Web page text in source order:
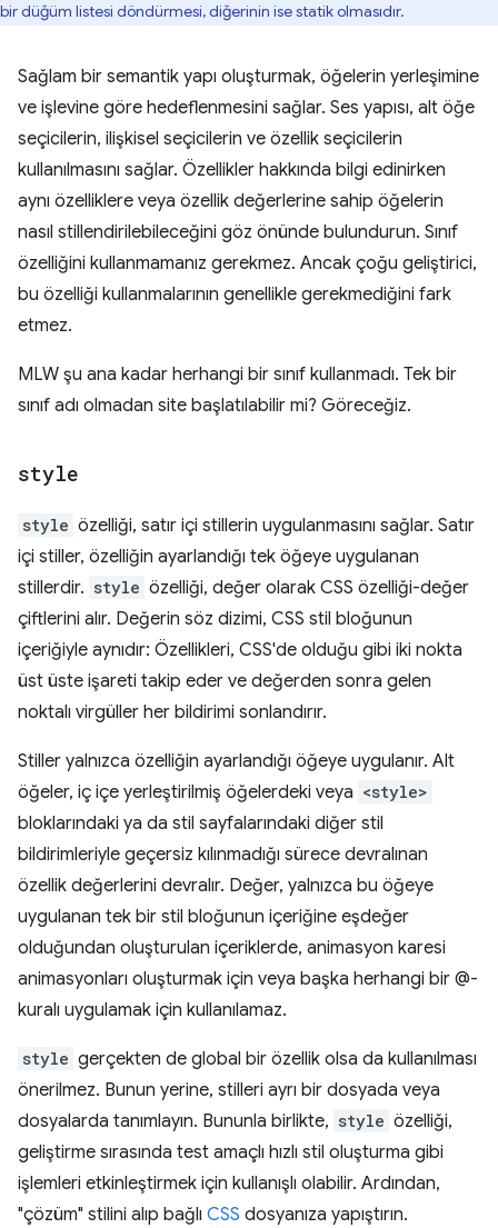
bir düğüm listesi döndürmesi, diğerinin ise statik olmasıdır.
Sağlam bir semantik yapı oluşturmak, öğelerin yerleşimine
ve işlevine göre hedeflenmesini sağlar. Ses yapısı, alt öğe
seçicilerin, ilişkisel seçicilerin ve özellik seçicilerin
kullanılmasını sağlar. Özellikler hakkında bilgi edinirken
aynı özelliklere veya özellik değerlerine sahip öğelerin
nasıl stillendirilebileceğini göz önünde bulundurun. Sınıf
özelliğini kullanmamanız gerekmez. Ancak çoğu geliştirici,
bu özelliği kullanmalarının genellikle gerekmediğini fark
etmez.
MLW şu ana kadar herhangi bir sınıf kullanmadı. Tek bir
sınıf adı olmadan site başlatılabilir mi? Göreceğiz.
style
style özelliği, satır içi stillerin uygulanmasını sağlar. Satır
içi stiller, özelliğin ayarlandığı tek öğeye uygulanan
stillerdir. style özelliği, değer olarak CSS özelliği-değer
çiftlerini alır. Değerin söz dizimi, CSS stil bloğunun
içeriğiyle aynıdır: Özellikleri, CSS'de olduğu gibi iki nokta
üst üste işareti takip eder ve değerden sonra gelen
noktalı virgüller her bildirimi sonlandırır.
Stiller yalnızca özelliğin ayarlandığı öğeye uygulanır. Alt
öğeler, iç içe yerleştirilmiş öğelerdeki veya <style>
bloklarındaki ya da stil sayfalarındaki diğer stil
bildirimleriyle geçersiz kılınmadığı sürece devralınan
özellik değerlerini devralır. Değer, yalnızca bu öğeye
uygulanan tek bir stil bloğunun içeriğine eşdeğer
olduğundan oluşturulan içeriklerde, animasyon karesi
animasyonları oluşturmak için veya başka herhangi bir @-
kuralı uygulamak için kullanılamaz.
style gerçekten de global bir özellik olsa da kullanılması
önerilmez. Bunun yerine, stilleri ayrı bir dosyada veya
dosyalarda tanımlayın. Bununla birlikte, style özelliği,
geliştirme sırasında test amaçlı hızlı stil oluşturma gibi
işlemleri etkinleştirmek için kullanışlı olabilir. Ardından,
"çözüm" stilini alıp bağlı CSS dosyanıza yapıştırın.